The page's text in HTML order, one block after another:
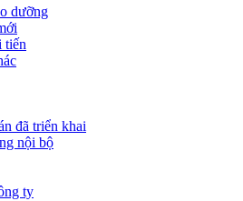
dưỡng
tiến
đã triển khai
nội bộ
ty